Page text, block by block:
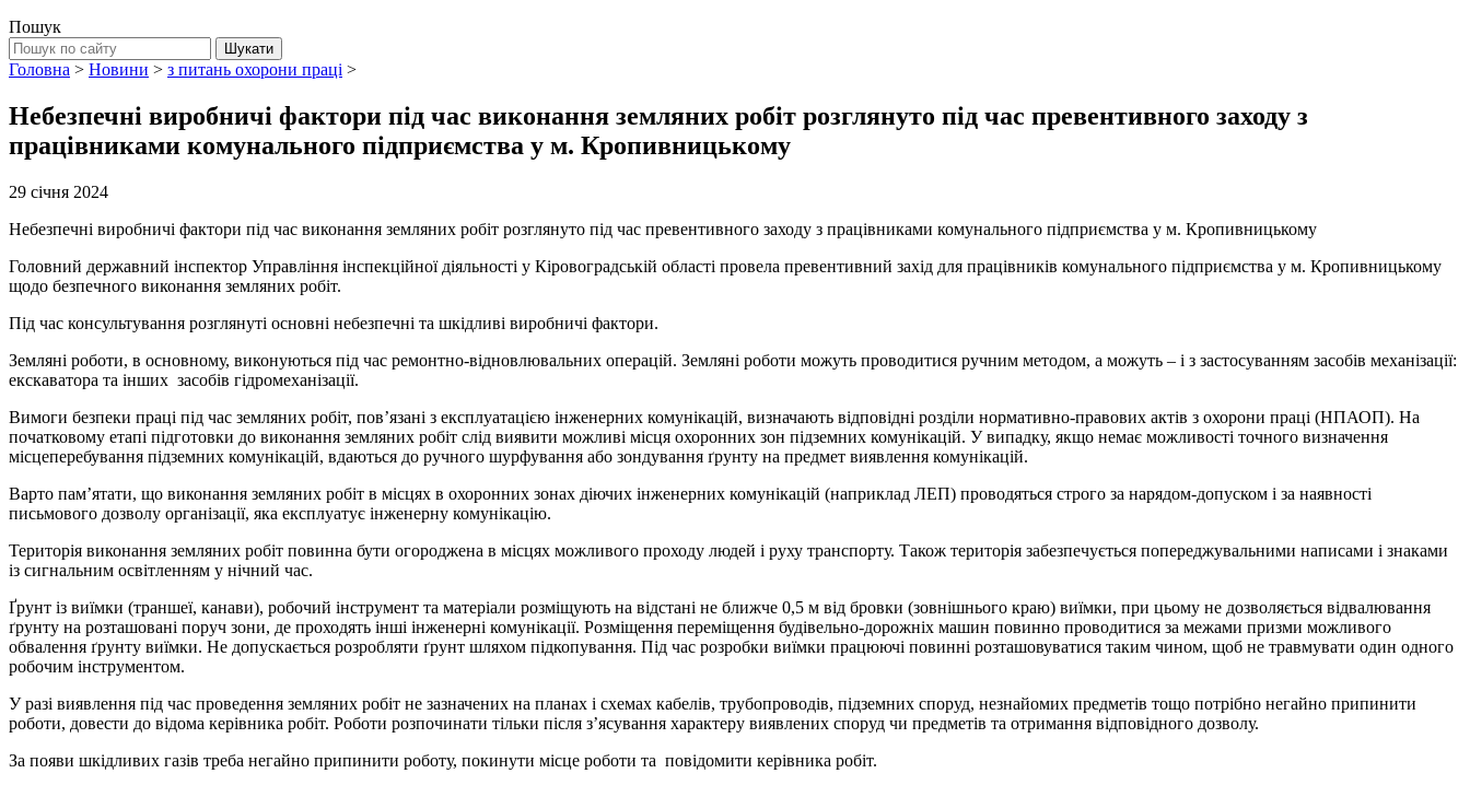
Пошук
Головна > Новини > з питань охорони праці >
Небезпечні виробничі фактори під час виконання земляних робіт розглянуто під час превентивного заходу з
працівниками комунального підприємства у м. Кропивницькому
29 січня 2024
Небезпечні виробничі фактори під час виконання земляних робіт розглянуто під час превентивного заходу з працівниками комунального підприємства у м. Кропивницькому
Головний державний інспектор Управління інспекційної діяльності у Кіровоградській області провела превентивний захід для працівників комунального підприємства у м. Кропивницькому
щодо безпечного виконання земляних робіт.
Під час консультування розглянуті основні небезпечні та шкідливі виробничі фактори.
Земляні роботи, в основному, виконуються під час ремонтно-відновлювальних операцій. Земляні роботи можуть проводитися ручним методом, а можуть – і з застосуванням засобів механізації:
екскаватора та інших засобів гідромеханізації.
Вимоги безпеки праці під час земляних робіт, пов’язані з експлуатацією інженерних комунікацій, визначають відповідні розділи нормативно-правових актів з охорони праці (НПАОП). На
початковому етапі підготовки до виконання земляних робіт слід виявити можливі місця охоронних зон підземних комунікацій. У випадку, якщо немає можливості точного визначення
місцеперебування підземних комунікацій, вдаються до ручного шурфування або зондування ґрунту на предмет виявлення комунікацій.
Варто пам’ятати, що виконання земляних робіт в місцях в охоронних зонах діючих інженерних комунікацій (наприклад ЛЕП) проводяться строго за нарядом-допуском і за наявності
письмового дозволу організації, яка експлуатує інженерну комунікацію.
Територія виконання земляних робіт повинна бути огороджена в місцях можливого проходу людей і руху транспорту. Також територія забезпечується попереджувальними написами і знаками
із сигнальним освітленням у нічний час.
Ґрунт із виїмки (траншеї, канави), робочий інструмент та матеріали розміщують на відстані не ближче 0,5 м від бровки (зовнішнього краю) виїмки, при цьому не дозволяється відвалювання
ґрунту на розташовані поруч зони, де проходять інші інженерні комунікації. Розміщення переміщення будівельно-дорожніх машин повинно проводитися за межами призми можливого
обвалення ґрунту виїмки. Не допускається розробляти ґрунт шляхом підкопування. Під час розробки виїмки працюючі повинні розташовуватися таким чином, щоб не травмувати один одного
робочим інструментом.
У разі виявлення під час проведення земляних робіт не зазначених на планах і схемах кабелів, трубопроводів, підземних споруд, незнайомих предметів тощо потрібно негайно припинити
роботи, довести до відома керівника робіт. Роботи розпочинати тільки після з’ясування характеру виявлених споруд чи предметів та отримання відповідного дозволу.
За появи шкідливих газів треба негайно припинити роботу, покинути місце роботи та повідомити керівника робіт.